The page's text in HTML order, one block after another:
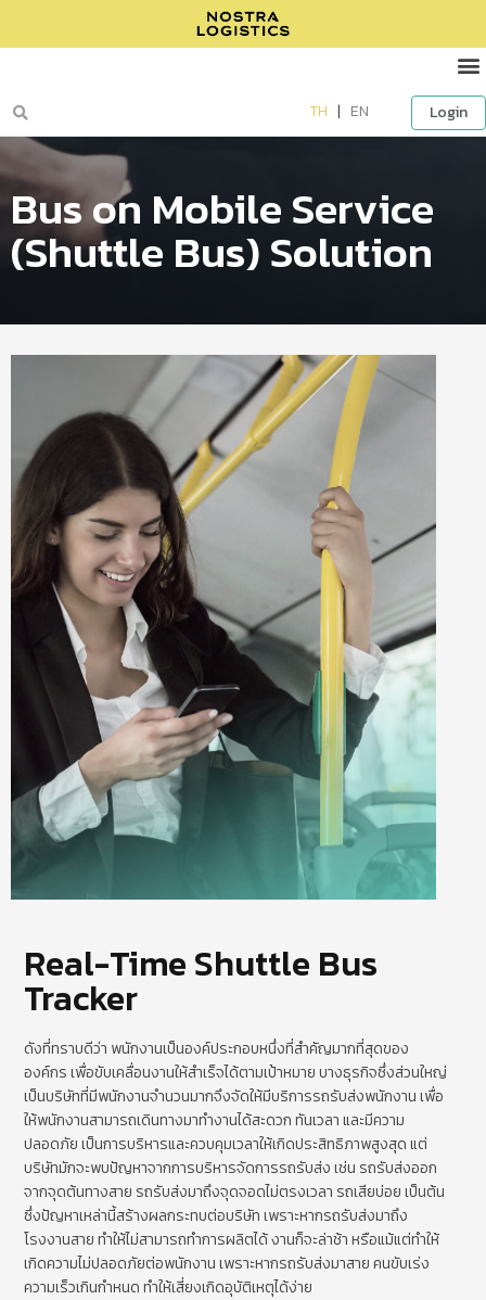
Login
TH | EN
Bus on Mobile Service
(Shuttle Bus) Solution
Real-Time Shuttle Bus
Tracker
ดังที่ทราบดีว่า พนักงานเป็นองค์ประกอบหนึ่งที่สำคัญมากที่สุดของ
องค์กร เพื่อขับเคลื่อนงานให้สำเร็จได้ตามเป้าหมาย บางธุรกิจซึ่งส่วนใหญ่
เป็นบริษัทที่มีพนักงานจำนวนมากจึงจัดให้มีบริการรถรับส่งพนักงาน เพื่อ
ให้พนักงานสามารถเดินทางมาทำงานได้สะดวก ทันเวลา และมีความ
ปลอดภัย เป็นการบริหารและควบคุมเวลาให้เกิดประสิทธิภาพสูงสุด แต่
บริษัทมักจะพบปัญหาจากการบริหารจัดการรถรับส่ง เช่น รถรับส่งออก
จากจุดต้นทางสาย รถรับส่งมาถึงจุดจอดไม่ตรงเวลา รถเสียบ่อย เป็นต้น
ซึ่งปัญหาเหล่านี้สร้างผลกระทบต่อบริษัท เพราะหากรถรับส่งมาถึง
โรงงานสาย ทำให้ไม่สามารถทำการผลิตได้ งานก็จะล่าช้า หรือแม้แต่ทำให้
เกิดความไม่ปลอดภัยต่อพนักงาน เพราะหากรถรับส่งมาสาย คนขับเร่ง
ความเร็วเกินกำหนด ทำให้เสี่ยงเกิดอุบัติเหตุได้ง่าย